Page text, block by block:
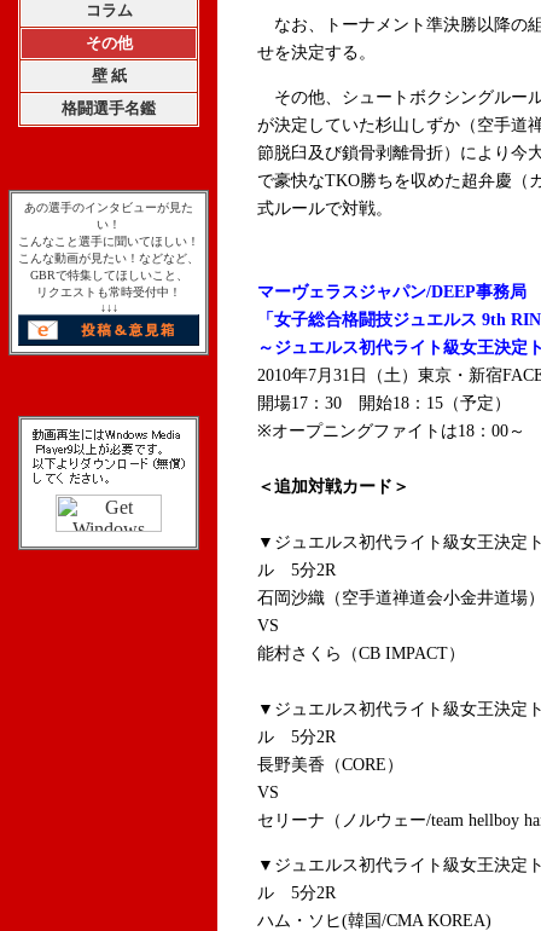
コラム
その他
壁 紙
格闘選手名鑑
あの選手のインタビューが見た
い！
こんなこと選手に聞いてほしい！
こんな動画が見たい！などなど、
GBRで特集してほしいこと、
リクエストも常時受付中！
↓↓↓
なお、トーナメント準決勝以降の
せを決定する。
その他、シュートボクシングルー
が決定していた杉山しずか（空手道
節脱臼及び鎖骨剥離骨折）により今
で豪快なTKO勝ちを収めた超弁慶（
式ルールで対戦。
マーヴェラスジャパン/DEEP事務局
「女子総合格闘技ジュエルス 9th
～ジュエルス初代ライト級女王決定
2010年7月31日（土）東京・新宿
開場17：30 開始18：15（予定）
※オープニングファイトは18：00～
＜追加対戦カード＞
▼ジュエルス初代ライト級女王決定
ル 5分2R
石岡沙織（空手道禅道会小金井道場
VS
能村さくら（CB IMPACT）
▼ジュエルス初代ライト級女王決定
ル 5分2R
長野美香（CORE）
VS
セリーナ（ノルウェー/team hellboy
▼ジュエルス初代ライト級女王決定
ル 5分2R
ハム・ソヒ(韓国/CMA KOREA)